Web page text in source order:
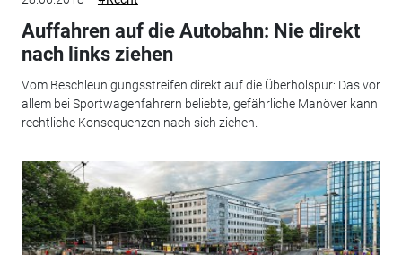
Auffahren auf die Autobahn: Nie direkt
nach links ziehen
Vom Beschleunigungsstreifen direkt auf die Überholspur: Das vor
allem bei Sportwagenfahrern beliebte, gefährliche Manöver kann
rechtliche Konsequenzen nach sich ziehen.